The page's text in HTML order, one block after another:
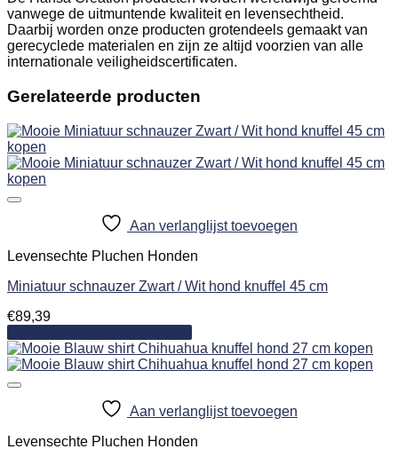
vanwege de uitmuntende kwaliteit en levensechtheid.
Daarbij worden onze producten grotendeels gemaakt van
gerecyclede materialen en zijn ze altijd voorzien van alle
internationale veiligheidscertificaten.
Gerelateerde producten
Aan verlanglijst toevoegen
Levensechte Pluchen Honden
Miniatuur schnauzer Zwart / Wit hond knuffel 45 cm
€89,39
Aan verlanglijst toevoegen
Levensechte Pluchen Honden